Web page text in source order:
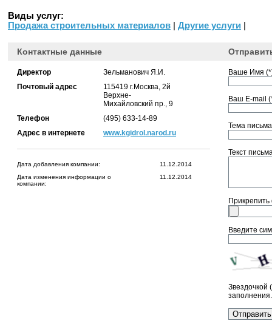
Виды услуг:
Продажа строительных материалов
Другие услуги
Контактные данные
Директор
Зельманович Я.И.
Почтовый адрес
115419 г.Москва, 2й
Верхне-
Михайловский пр., 9
Телефон
(495) 633-14-89
Адрес в интернете
www.kgidrol.narod.ru
Дата добавления компании:
11.12.2014
Дата изменения информации о
компании:
11.12.2014
Ваше Имя
Ваш E-mail
Тема
Текст
Введите
Звездочкой
заполнения.